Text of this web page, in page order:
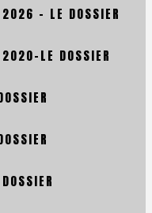
– LE DOSSIER
LE DOSSIER